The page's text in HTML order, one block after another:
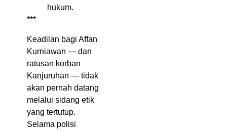
hukum.
***
Keadilan bagi Affan
Kurniawan — dan
ratusan korban
Kanjuruhan — tidak
akan pernah datang
melalui sidang etik
yang tertutup.
Selama polisi